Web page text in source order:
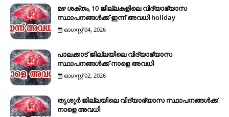
മഴ ശക്തം, 10 ജില്ലകളിലെ വിദ്യാഭ്യാസ
സ്ഥാപനങ്ങൾക്ക് ഇന്ന് അവധി holiday
ഓഗസ്റ്റ് 04, 2026
പാലക്കാട് ജില്ലയിലെ വിദ്യാഭ്യാസ
സ്ഥാപനങ്ങൾക്ക് നാളെ അവധി
ഓഗസ്റ്റ് 02, 2026
തൃശൂർ ജില്ലയിലെ വിദ്യാഭ്യാസ സ്ഥാപനങ്ങൾക്ക്
നാളെ അവധി